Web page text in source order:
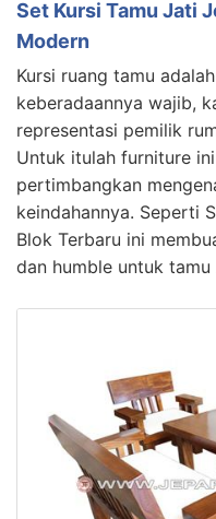
Set Kursi Tamu Jati
Modern
Kursi ruang tamu
keberadaannya wajib,
representasi pemilik
Untuk itulah furniture
pertimbangkan
keindahannya. Seperti
Blok Terbaru ini
dan humble untuk